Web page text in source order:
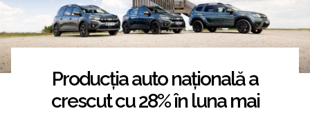
Producția auto națională a
crescut cu 28% în luna mai